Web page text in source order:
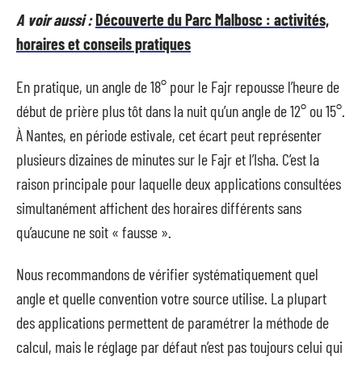
A voir aussi :Découverte du Parc Malbosc : activités,
horaires et conseils pratiques
En pratique, un angle de 18° pour le Fajr repousse l’heure de
début de prière plus tôt dans la nuit qu’un angle de 12° ou 15°.
À Nantes, en période estivale, cet écart peut représenter
plusieurs dizaines de minutes sur le Fajr et l’Isha. C’est la
raison principale pour laquelle deux applications consultées
simultanément affichent des horaires différents sans
qu’aucune ne soit « fausse ».
Nous recommandons de vérifier systématiquement quel
angle et quelle convention votre source utilise. La plupart
des applications permettent de paramétrer la méthode de
calcul, mais le réglage par défaut n’est pas toujours celui qui